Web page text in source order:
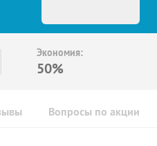
Экономия:
50%
Вопросы по акции